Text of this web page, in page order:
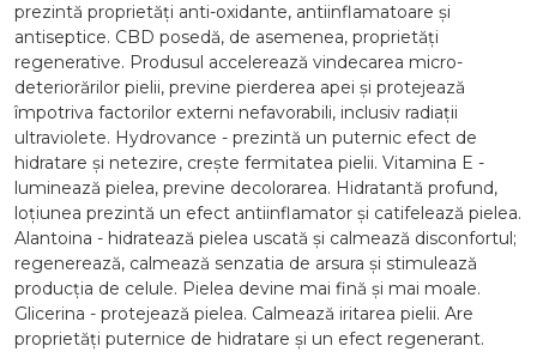
prezintă proprietăți anti-oxidante, antiinflamatoare și
antiseptice. CBD posedă, de asemenea, proprietăți
regenerative. Produsul accelerează vindecarea micro-
deteriorărilor pielii, previne pierderea apei și protejează
împotriva factorilor externi nefavorabili, inclusiv radiații
ultraviolete. Hydrovance - prezintă un puternic efect de
hidratare și netezire, crește fermitatea pielii. Vitamina E -
luminează pielea, previne decolorarea. Hidratantă profund,
loțiunea prezintă un efect antiinflamator și catifelează pielea.
Alantoina - hidratează pielea uscată și calmează disconfortul;
regenerează, calmează senzatia de arsura și stimulează
producția de celule. Pielea devine mai fină și mai moale.
Glicerina - protejează pielea. Calmează iritarea pielii. Are
proprietăți puternice de hidratare și un efect regenerant.